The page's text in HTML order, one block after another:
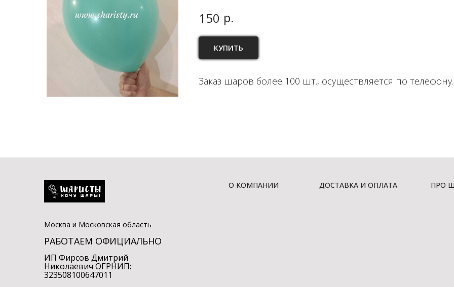
150 р.
КУПИТЬ
Заказ шаров более 100 шт., осуществляется по телефону.
Москва и Московская область
РАБОТАЕМ ОФИЦИАЛЬНО
ИП Фирсов Дмитрий
Николаевич ОГРНИП:
323508100647011
О КОМПАНИИ ДОСТАВКА И ОПЛАТА ПРО